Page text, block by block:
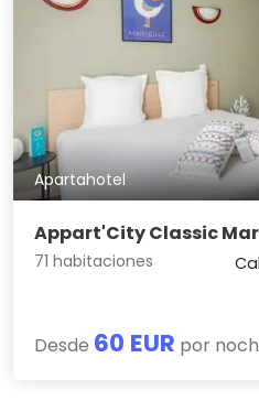
Apartahotel
Appart'City Classic
71 habitaciones
Desde 60 EUR por